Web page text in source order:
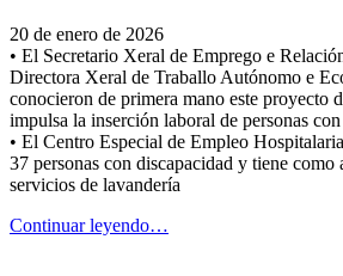
20 de enero de 2026
• El Secretario Xeral de Emprego e
Directora Xeral de Traballo Autónomo e
conocieron de primera mano este proyecto
impulsa la inserción laboral de personas
• El Centro Especial de Empleo
37 personas con discapacidad y tiene
servicios de lavandería
Continuar leyendo“El
…